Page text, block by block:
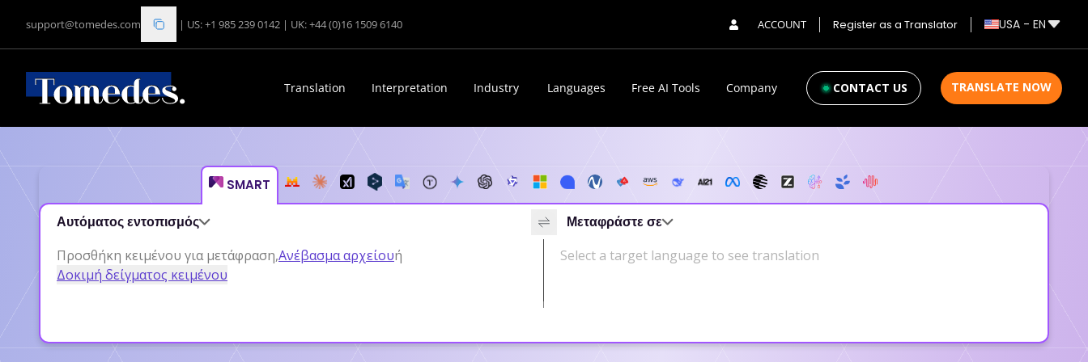
support@tomedes.com | US: +1 985 239 0142 | UK: +44 (0)16 1509 6140 ACCOUNT Register as a Translator USA - EN
Translation Interpretation Industry Languages Free AI Tools Company CONTACT US TRANSLATE NOW